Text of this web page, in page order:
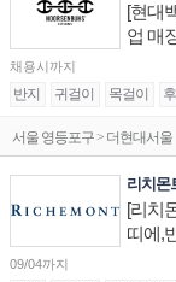
[현대
업 매
채용시까지
반지 귀걸이 목걸이
서울 영등포구 > 더현대서울
리치몬
[리치
띠에,
09/04까지